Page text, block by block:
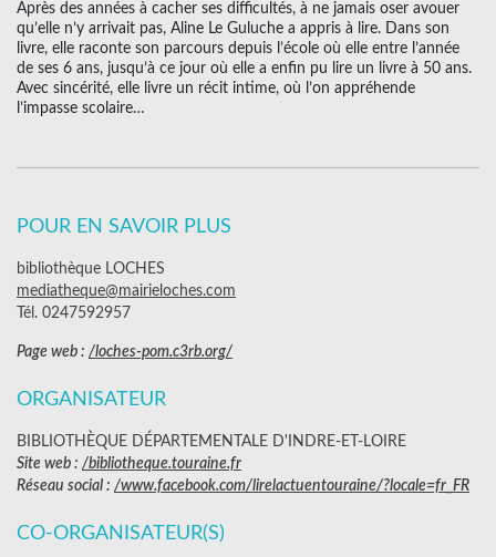
Après des années à cacher ses difficultés, à ne jamais oser avouer
qu’elle n’y arrivait pas, Aline Le Guluche a appris à lire. Dans son
livre, elle raconte son parcours depuis l’école où elle entre l’année
de ses 6 ans, jusqu’à ce jour où elle a enfin pu lire un livre à 50 ans.
Avec sincérité, elle livre un récit intime, où l’on appréhende
l’impasse scolaire…
POUR EN SAVOIR PLUS
bibliothèque LOCHES
mediatheque@mairieloches.com
Tél. 0247592957
Page web : /loches-pom.c3rb.org/
ORGANISATEUR
BIBLIOTHÈQUE DÉPARTEMENTALE D'INDRE-ET-LOIRE
Site web : /bibliotheque.touraine.fr
Réseau social : /www.facebook.com/lirelactuentouraine/?locale=fr_FR
CO-ORGANISATEUR(S)